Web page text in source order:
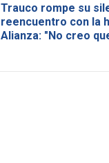
Trauco rompe su
reencuentro con la
Alianza: "No creo